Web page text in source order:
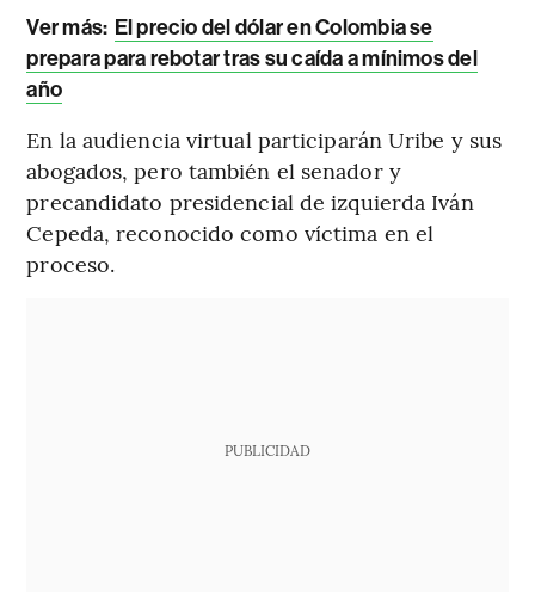
Ver más: El precio del dólar en Colombia se
prepara para rebotar tras su caída a mínimos del
año
En la audiencia virtual participarán Uribe y sus
abogados, pero también el senador y
precandidato presidencial de izquierda Iván
Cepeda, reconocido como víctima en el
proceso.
PUBLICIDAD